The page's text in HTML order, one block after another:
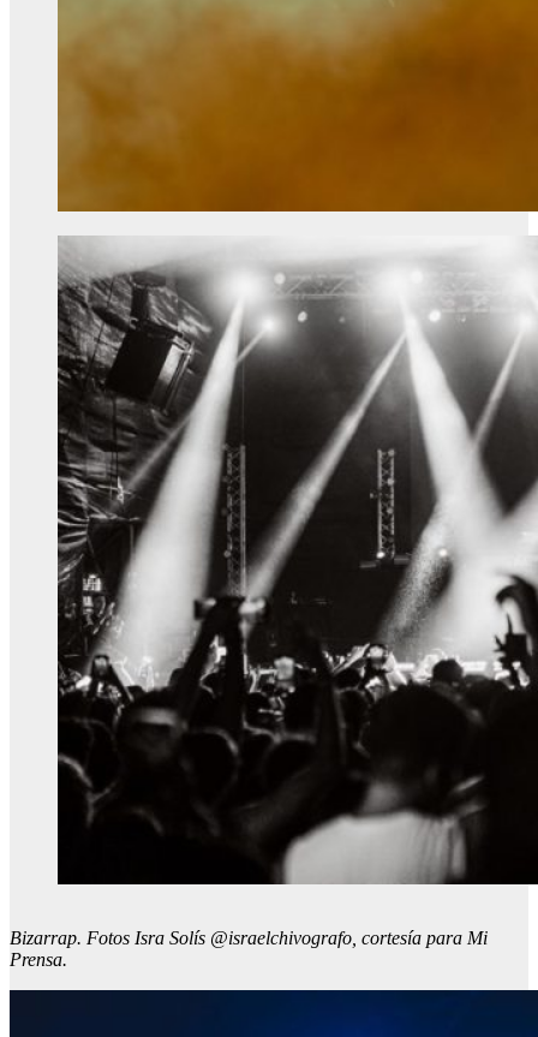
Bizarrap. Fotos Isra Solís @israelchivografo, cortesía para Mi
Prensa.